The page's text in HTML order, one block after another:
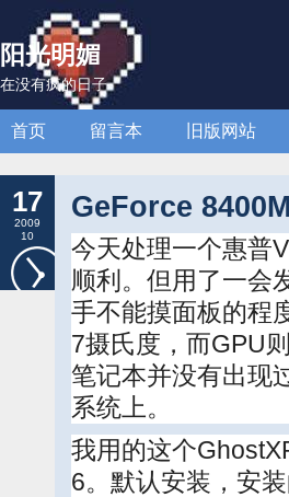
阳光明媚
在没有疯的日子
首页 留言本 旧版网站
17
2009
10
GeForce
今天处理一个惠普
顺利。但用了一会
手不能摸面板的程
7摄氏度，而GPU
笔记本并没有出现
系统上。
我用的这个
6。默认安装，安